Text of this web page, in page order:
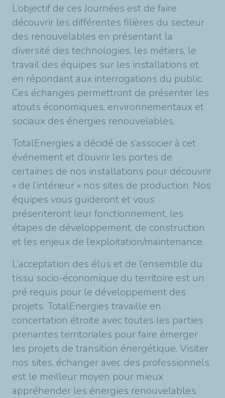
L’objectif de ces Journées est de faire
découvrir les différentes filières du secteur
des renouvelables en présentant la
diversité des technologies, les métiers, le
travail des équipes sur les installations et
en répondant aux interrogations du public.
Ces échanges permettront de présenter les
atouts économiques, environnementaux et
sociaux des énergies renouvelables.
TotalEnergies a décidé de s’associer à cet
événement et d’ouvrir les portes de
certaines de nos installations pour découvrir
« de l’intérieur » nos sites de production. Nos
équipes vous guideront et vous
présenteront leur fonctionnement, les
étapes de développement, de construction
et les enjeux de l’exploitation/maintenance.
L’acceptation des élus et de l’ensemble du
tissu socio-économique du territoire est un
pré requis pour le développement des
projets. TotalEnergies travaille en
concertation étroite avec toutes les parties
prenantes territoriales pour faire émerger
les projets de transition énergétique. Visiter
nos sites, échanger avec des professionnels
est le meilleur moyen pour mieux
appréhender les énergies renouvelables.